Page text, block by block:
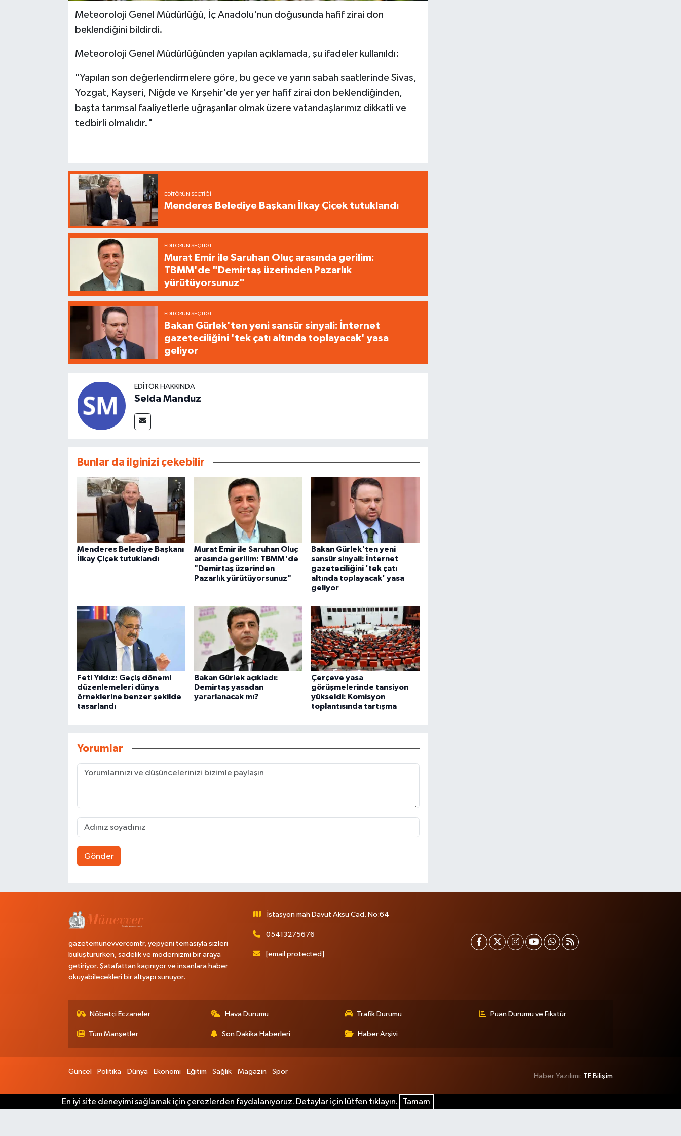
Meteoroloji Genel Müdürlüğü, İç Anadolu'nun doğusunda hafif zirai don
beklendiğini bildirdi.
Meteoroloji Genel Müdürlüğünden yapılan açıklamada, şu ifadeler kullanıldı:
"Yapılan son değerlendirmelere göre, bu gece ve yarın sabah saatlerinde Sivas,
Yozgat, Kayseri, Niğde ve Kırşehir'de yer yer hafif zirai don beklendiğinden,
başta tarımsal faaliyetlerle uğraşanlar olmak üzere vatandaşlarımız dikkatli ve
tedbirli olmalıdır."
EDITÖRÜN SEÇTIĞI
Menderes Belediye Başkanı İlkay Çiçek tutuklandı
EDITÖRÜN SEÇTIĞI
Murat Emir ile Saruhan Oluç arasında gerilim:
TBMM'de "Demirtaş üzerinden Pazarlık
yürütüyorsunuz"
EDITÖRÜN SEÇTIĞI
Bakan Gürlek'ten yeni sansür sinyali: İnternet
gazeteciliğini 'tek çatı altında toplayacak' yasa
geliyor
EDITÖR HAKKINDA
Selda Manduz
Bunlar da ilginizi çekebilir
Menderes Belediye Başkanı
İlkay Çiçek tutuklandı
Murat Emir ile Saruhan Oluç
arasında gerilim: TBMM'de
"Demirtaş üzerinden
Pazarlık yürütüyorsunuz"
Bakan Gürlek'ten yeni
sansür sinyali: İnternet
gazeteciliğini 'tek çatı
altında toplayacak' yasa
geliyor
Feti Yıldız: Geçiş dönemi
düzenlemeleri dünya
örneklerine benzer şekilde
tasarlandı
Bakan Gürlek açıkladı:
Demirtaş yasadan
yararlanacak mı?
Çerçeve yasa
görüşmelerinde tansiyon
yükseldi: Komisyon
toplantısında tartışma
Yorumlar
Gönder
gazetemunevvercomtr, yepyeni temasıyla sizleri
buluştururken, sadelik ve modernizmi bir araya
getiriyor. Şatafattan kaçınıyor ve insanlara haber
okuyabilecekleri bir altyapı sunuyor.
İstasyon mah Davut Aksu Cad. No:64
05413275676
[email protected]
Nöbetçi Eczaneler Hava Durumu Trafik Durumu Puan Durumu ve Fikstür
Tüm Manşetler Son Dakika Haberleri Haber Arşivi
Güncel Politika Dünya Ekonomi Eğitim Sağlık Magazin Spor
Haber Yazılımı: TE Bilişim
En iyi site deneyimi sağlamak için çerezlerden faydalanıyoruz. Detaylar için lütfen tıklayın. Tamam